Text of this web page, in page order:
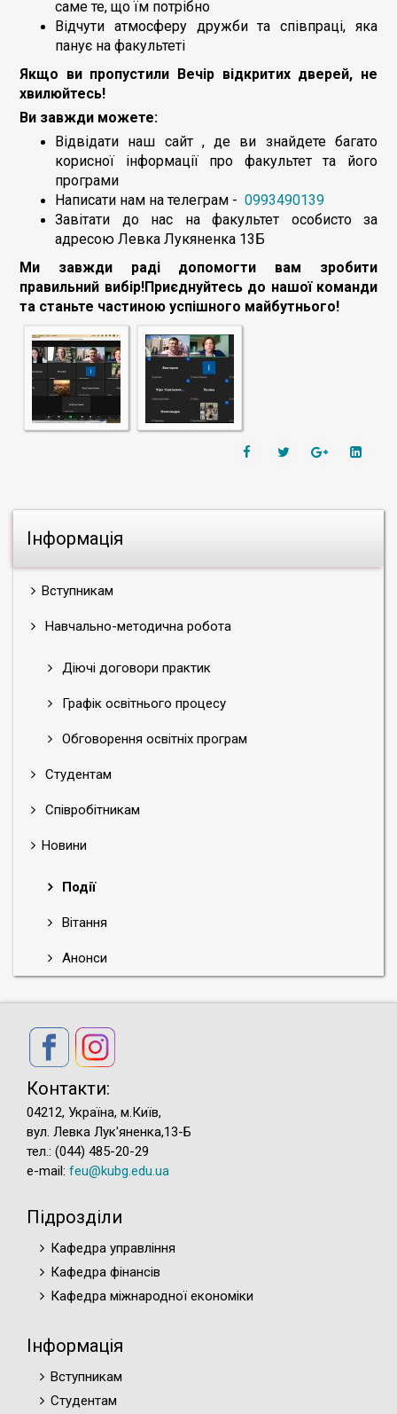
Інформація
Вступникам
Навчально-методична робота
Діючі договори практик
Графік освітнього процесу
Обговорення освітніх програм
Студентам
Співробітникам
Новини
Події
Вітання
Анонси
саме те, що їм потрібно
Відчути атмосферу дружби та співпраці, яка
панує на факультеті
Якщо ви пропустили Вечір відкритих дверей, не
хвилюйтесь!
Ви завжди можете:
Відвідати наш сайт , де ви знайдете багато
корисної інформації про факультет та його
програми
Написати нам на телеграм - 0993490139
Завітати до нас на факультет особисто за
адресою Левка Лукяненка 13Б
Ми завжди раді допомогти вам зробити
правильний вибір!Приєднуйтесь до нашої команди
та станьте частиною успішного майбутнього!
Контакти:
04212, Україна, м.Київ,
вул. Левка Лук'яненка,13-Б
тел.: (044) 485-20-29
e-mail: feu@kubg.edu.ua
Підрозділи
Кафедра управління
Кафедра фінансів
Кафедра міжнародної економіки
Інформація
Вступникам
Студентам